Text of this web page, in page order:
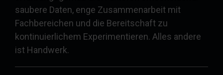
saubere Daten, enge Zusammenarbeit mit
Fachbereichen und die Bereitschaft zu
kontinuierlichem Experimentieren. Alles andere
ist Handwerk.